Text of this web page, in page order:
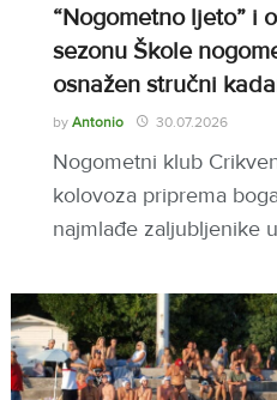
“Nogometno ljeto” i
sezonu Škole
osnažen stručni
by Antonio 30.07.2026
Nogometni klub
kolovoza priprema
najmlađe zaljubljenike